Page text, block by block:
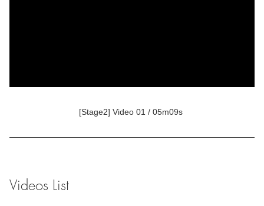
[Stage2] Video 01 / 05m09s
Videos List